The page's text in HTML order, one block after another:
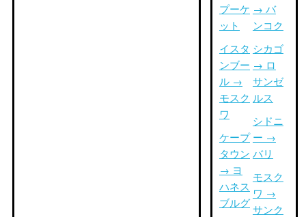
プーケ
ット
イスタ
ンブー
ル →
モスク
ワ
ケープ
タウン
→ ヨ
ハネス
ブルグ
→ バ
ンコク
シカゴ
→ ロ
サンゼ
ルス
シドニ
ー →
バリ
モスク
ワ →
サンク